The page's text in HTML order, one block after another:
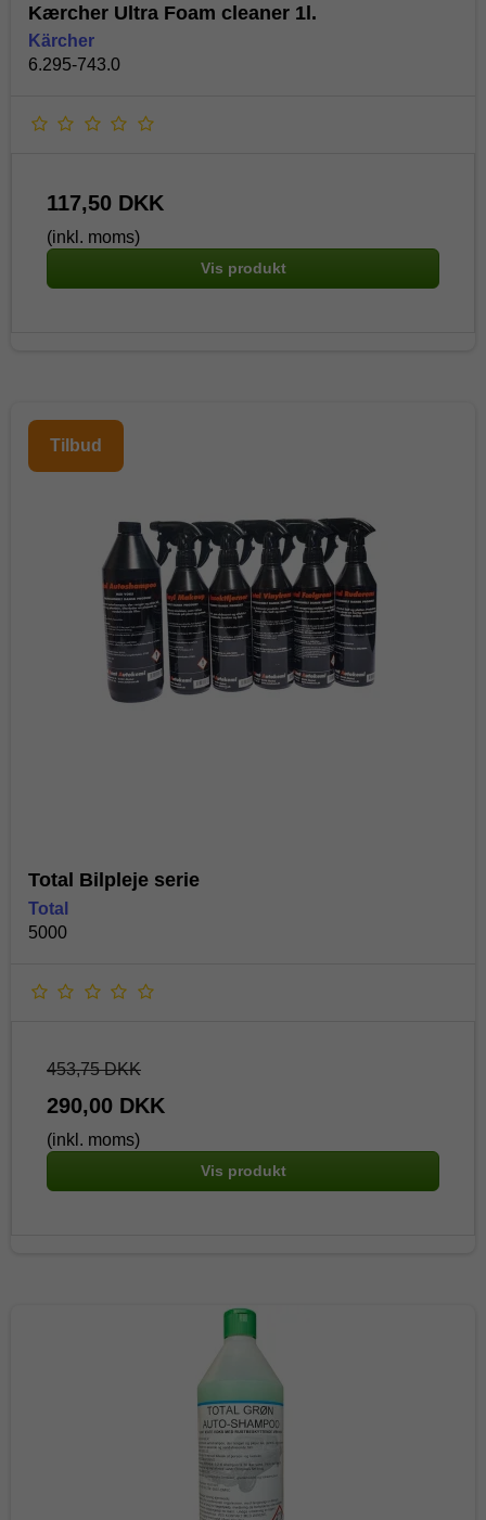
Kærcher Ultra Foam cleaner 1l.
Kärcher
6.295-743.0
117,50 DKK
(inkl. moms)
Vis produkt
Tilbud
Total Bilpleje serie
Total
5000
453,75 DKK
290,00 DKK
(inkl. moms)
Vis produkt